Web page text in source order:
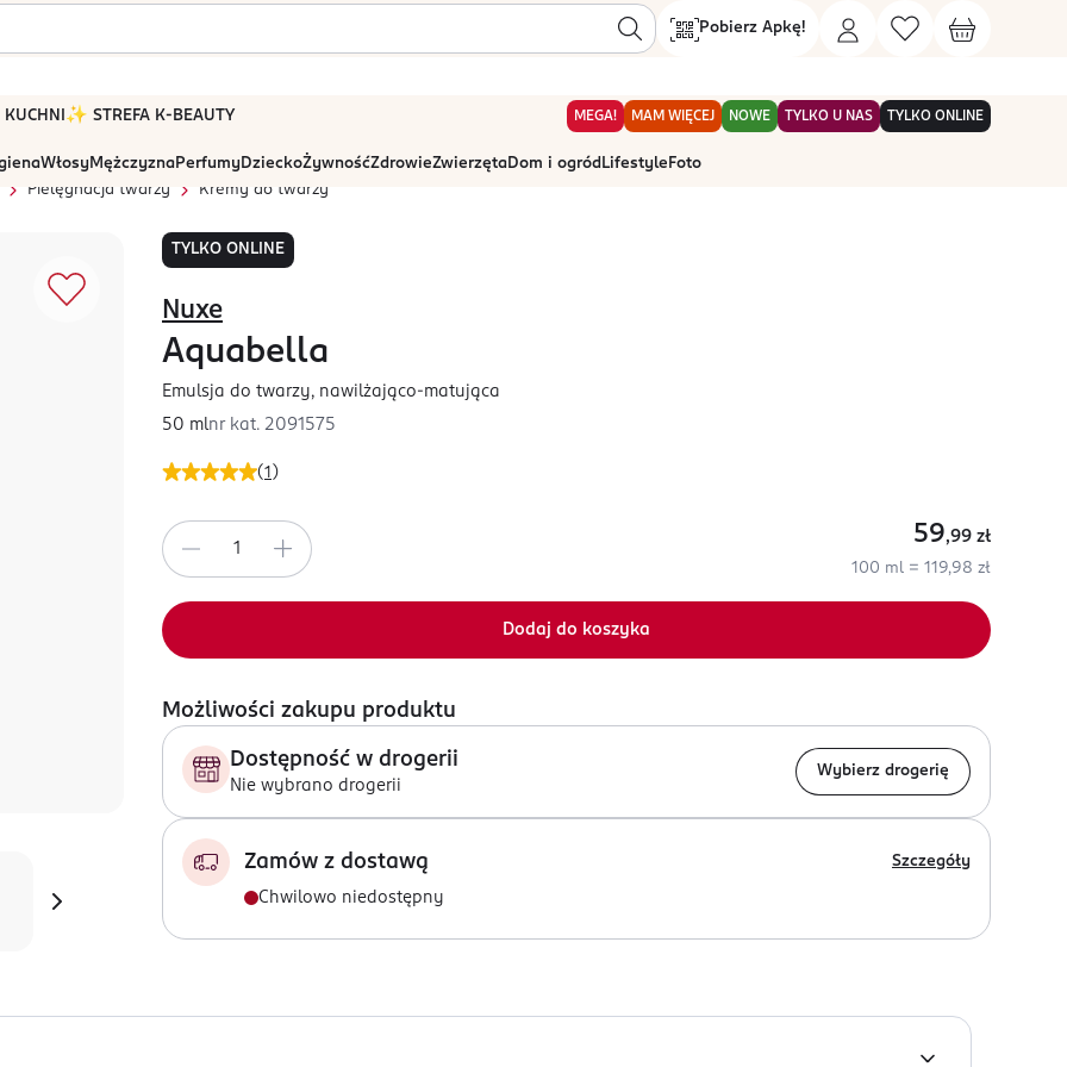
Pobierz Apkę!
KUCHNI ✨ STREFA K-BEAUTY MEGA! MAM WIĘCEJ NOWE TYLKO U NAS TYLKO ONLINE
WłosyMężczyznaPerfumyDzieckoŻywnośćZdrowieZwierzętaDom i ogród Lifestyle Foto
Pielęgnacja twarzy
Kremy do twarzy
TYLKO ONLINE
(1 )
Nuxe
Aquabella
Emulsja do twarzy, nawilżająco-matująca
50 mlnr kat. 2091575
59,99 zł
100 ml = 119,98 zł
Dodaj do koszyka
Możliwości zakupu produktu
Dostępność w drogerii
Nie wybrano drogerii
Wybierz drogerię
Zamów z dostawą Szczegóły
Chwilowo niedostępny